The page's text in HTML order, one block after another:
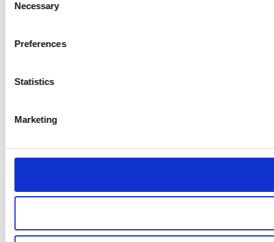
Selection
Necessary
Preferences
Statistics
Marketing